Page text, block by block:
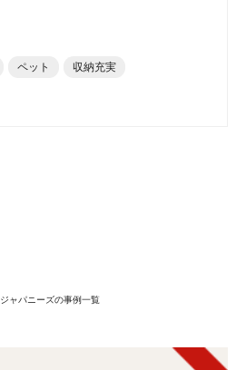
ペット 収納充実
ジャパニーズの事例一覧